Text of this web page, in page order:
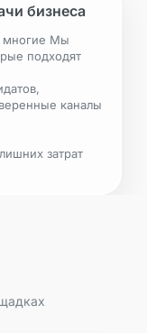
бизнеса
многие Мы
подходят
каналы
затрат